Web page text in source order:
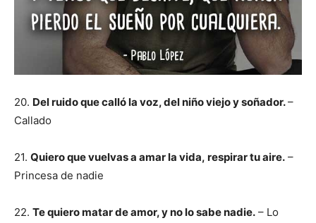
20. Del ruido que calló la voz, del niño viejo y soñador.–
Callado
21. Quiero que vuelvas a amar la vida, respirar tu aire. –
Princesa de nadie
22. Te quiero matar de amor, y no lo sabe nadie. – Lo